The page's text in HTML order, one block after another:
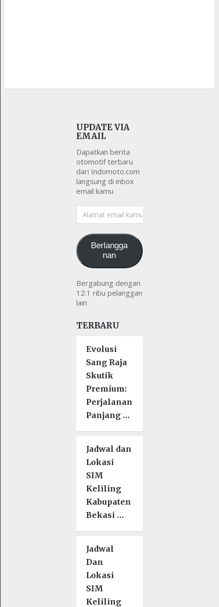
UPDATE VIA
EMAIL
Dapatkan berita
otomotif terbaru
dari Indomoto.com
langsung di inbox
email kamu
Alamat
email
Berlangga
nan
Bergabung dengan
12.1 ribu pelanggan
lain
TERBARU
Evolusi
Sang Raja
Skutik
Premium:
Perjalanan
Panjang …
Jadwal dan
Lokasi
SIM
Keliling
Kabupaten
Bekasi …
Jadwal
Dan
Lokasi
SIM
Keliling